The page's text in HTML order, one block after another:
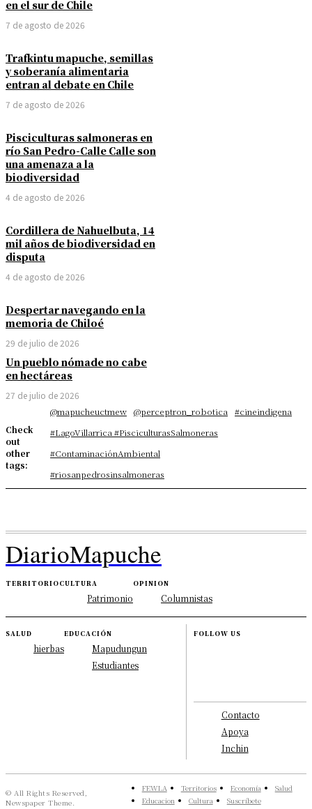
en el sur de Chile
7 de agosto de 2026
Trafkintu mapuche, semillas
y soberanía alimentaria
entran al debate en Chile
7 de agosto de 2026
Pisciculturas salmoneras en
río San Pedro-Calle Calle son
una amenaza a la
biodiversidad
4 de agosto de 2026
Cordillera de Nahuelbuta, 14
mil años de biodiversidad en
disputa
4 de agosto de 2026
Despertar navegando en la
memoria de Chiloé
29 de julio de 2026
Un pueblo nómade no cabe
en hectáreas
27 de julio de 2026
Check
out
other
tags:
@mapucheuctmew @perceptron_robotica
#cineindigena
#LagoVillarrica #PisciculturasSalmoneras
#ContaminaciónAmbiental
#riosanpedrosinsalmoneras
DiarioMapuche
TERRITORIOCULTURA
Patrimonio
OPINION
Columnistas
SALUD
hierbas
EDUCACIÓN
Mapudungun
Estudiantes
FOLLOW US
Contacto
Apoya
Inchin
© All Rights Reserved,
Newspaper Theme.
FEWLA Territorios Economía
Salud
Educacion
Cultura Suscríbete